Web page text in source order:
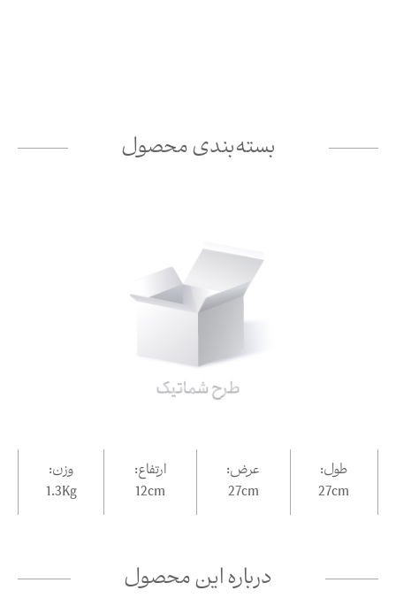
درباره این محصول
بسته‌بندی محصول
طول:
27cm
عرض:
27cm
ارتفاع:
12cm
وزن:
1.3Kg